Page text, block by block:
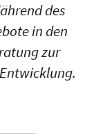
des
in den
zur